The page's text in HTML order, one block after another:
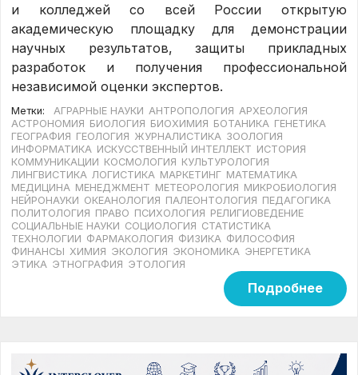
и колледжей со всей России открытую
академическую площадку для демонстрации
научных результатов, защиты прикладных
разработок и получения профессиональной
независимой оценки экспертов.
Метки: АГРАРНЫЕ НАУКИ АНТРОПОЛОГИЯ АРХЕОЛОГИЯ
АСТРОНОМИЯ БИОЛОГИЯ БИОХИМИЯ БОТАНИКА ГЕНЕТИКА
ГЕОГРАФИЯ ГЕОЛОГИЯ ЖУРНАЛИСТИКА ЗООЛОГИЯ
ИНФОРМАТИКА ИСКУССТВЕННЫЙ ИНТЕЛЛЕКТ ИСТОРИЯ
КОММУНИКАЦИИ КОСМОЛОГИЯ КУЛЬТУРОЛОГИЯ
ЛИНГВИСТИКА ЛОГИСТИКА МАРКЕТИНГ МАТЕМАТИКА
МЕДИЦИНА МЕНЕДЖМЕНТ МЕТЕОРОЛОГИЯ МИКРОБИОЛОГИЯ
НЕЙРОНАУКИ ОКЕАНОЛОГИЯ ПАЛЕОНТОЛОГИЯ ПЕДАГОГИКА
ПОЛИТОЛОГИЯ ПРАВО ПСИХОЛОГИЯ РЕЛИГИОВЕДЕНИЕ
СОЦИАЛЬНЫЕ НАУКИ СОЦИОЛОГИЯ СТАТИСТИКА
ТЕХНОЛОГИИ ФАРМАКОЛОГИЯ ФИЗИКА ФИЛОСОФИЯ
ФИНАНСЫ ХИМИЯ ЭКОЛОГИЯ ЭКОНОМИКА ЭНЕРГЕТИКА
ЭТИКА ЭТНОГРАФИЯ ЭТОЛОГИЯ
Подробнее